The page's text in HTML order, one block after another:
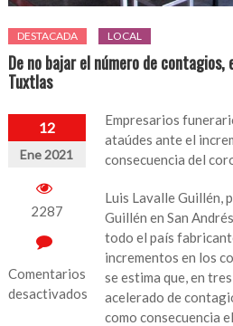
DESTACADA LOCAL
De no bajar el número de contagios,
Tuxtlas
12
Ene 2021
2287
Comentarios
desactivados
Empresarios
ataúdes ante el
consecuencia del
Luis Lavalle Guillén,
Guillén en San
todo el país
incrementos en los
se estima que, en
acelerado de
como consecuencia